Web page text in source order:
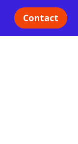
Contact